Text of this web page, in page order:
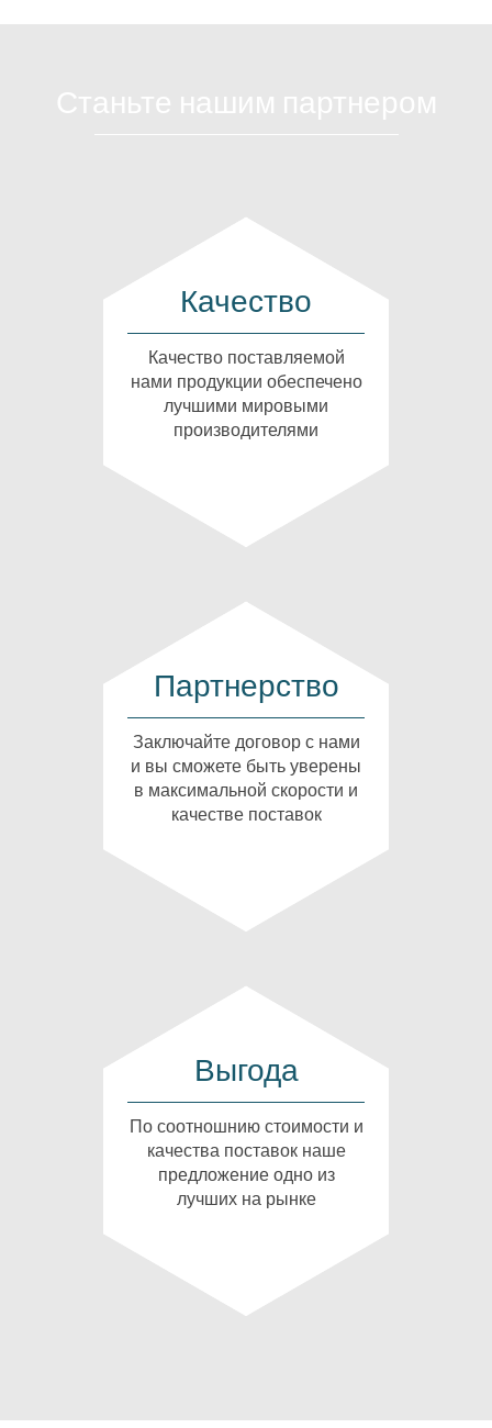
Качество
Качество поставляемой
нами продукции обеспечено
лучшими мировыми
производителями
Партнерство
Заключайте договор с нами
и вы сможете быть уверены
в максимальной скорости и
качестве поставок
Выгода
По соотношнию стоимости и
качества поставок наше
предложение одно из
лучших на рынке